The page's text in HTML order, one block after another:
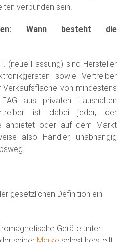
verbunden sein.
Wann besteht die
(neue Fassung) sind Hersteller
sowie Vertreiber
von mindestens
aus privaten Haushalten
ist dabei jeder, der
anbietet oder auf dem Markt
also Händler, unabhängig
gesetzlichen Definition ein
Geräte unter